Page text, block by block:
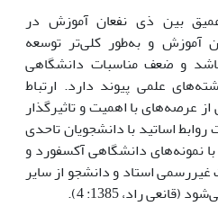
عمیق بین ذی نفعان آموزش در
آموزش و به‌طور کلی‌تر توسعه
و ضعف مناسبات دانشگاهی
علمی پیوند دارد. ارتباط
عرصه‌های با اهمیت و تاثیرگذار
اساتید با دانشجویان تاحدی
نمونه‌های دانشگاهی آکسفورد و
غیررسمی استاد و دانشجو از سایر
راد، 1385: 4).